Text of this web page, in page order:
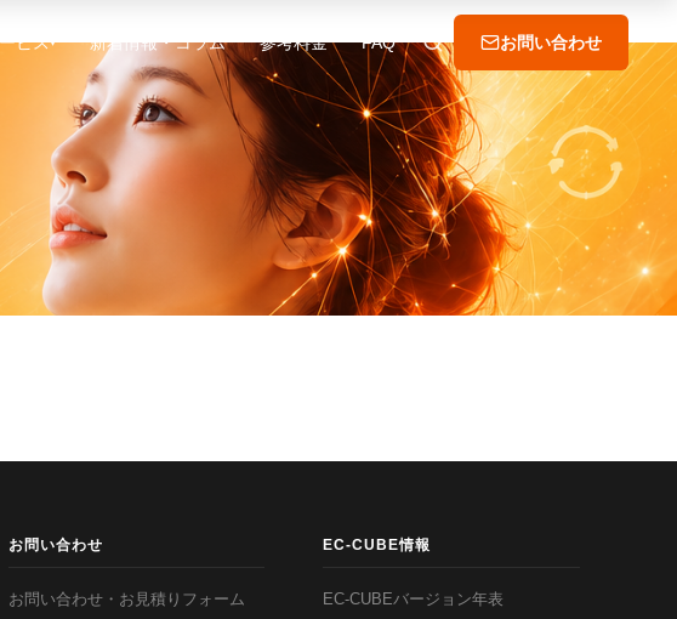
ビス▾ 新着情報・コラム 参考料金 FAQ お問い合わせ
お問い合わせ
お問い合わせ・お見積りフォーム
EC-CUBE情報
EC-CUBEバージョン年表